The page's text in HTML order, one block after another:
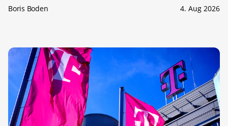
Boris Boden 4. Aug 2026